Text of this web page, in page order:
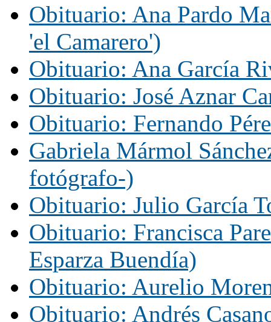
Obituario: Ana Pardo
'el Camarero')
Obituario: Ana García
Obituario: José Aznar
Obituario: Fernando
Gabriela Mármol
fotógrafo-)
Obituario: Julio García
Obituario: Francisca
Esparza Buendía)
Obituario: Aurelio
Obituario: Andrés